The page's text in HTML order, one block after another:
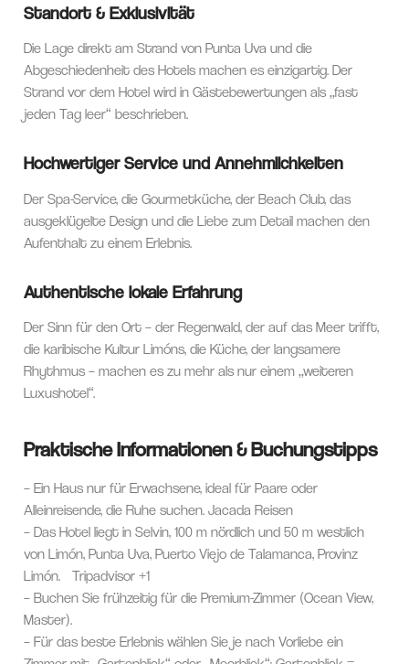
Standort & Exklusivität
Die Lage direkt am Strand von Punta Uva und die
Abgeschiedenheit des Hotels machen es einzigartig. Der
Strand vor dem Hotel wird in Gästebewertungen als „fast
jeden Tag leer“ beschrieben.
Hochwertiger Service und Annehmlichkeiten
Der Spa-Service, die Gourmetküche, der Beach Club, das
ausgeklügelte Design und die Liebe zum Detail machen den
Aufenthalt zu einem Erlebnis.
Authentische lokale Erfahrung
Der Sinn für den Ort – der Regenwald, der auf das Meer trifft,
die karibische Kultur Limóns, die Küche, der langsamere
Rhythmus – machen es zu mehr als nur einem „weiteren
Luxushotel“.
Praktische Informationen & Buchungstipps
– Ein Haus nur für Erwachsene, ideal für Paare oder
Alleinreisende, die Ruhe suchen.Jacada Reisen
– Das Hotel liegt in Selvin, 100 m nördlich und 50 m westlich
von Limón, Punta Uva, Puerto Viejo de Talamanca, Provinz
Limón.
Tripadvisor +1
– Buchen Sie frühzeitig für die Premium-Zimmer (Ocean View,
Master).
– Für das beste Erlebnis wählen Sie je nach Vorliebe ein